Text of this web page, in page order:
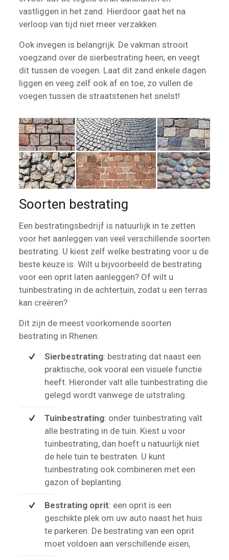
vastliggen in het zand. Hierdoor gaat het na
verloop van tijd niet meer verzakken.
Ook invegen is belangrijk. De vakman strooit
voegzand over de sierbestrating heen, en veegt
dit tussen de voegen. Laat dit zand enkele dagen
liggen en veeg zelf ook af en toe, zo vullen de
voegen tussen de straatstenen het snelst!
Soorten bestrating
Een bestratingsbedrijf is natuurlijk in te zetten
voor het aanleggen van veel verschillende soorten
bestrating. U kiest zelf welke bestrating voor u de
beste keuze is. Wilt u bijvoorbeeld de bestrating
voor een oprit laten aanleggen? Of wilt u
tuinbestrating in de achtertuin, zodat u een terras
kan creëren?
Dit zijn de meest voorkomende soorten
bestrating in Rhenen:
Sierbestrating: bestrating dat naast een
praktische, ook vooral een visuele functie
heeft. Hieronder valt alle tuinbestrating die
gelegd wordt vanwege de uitstraling.
Tuinbestrating: onder tuinbestrating valt
alle bestrating in de tuin. Kiest u voor
tuinbestrating, dan hoeft u natuurlijk niet
de hele tuin te bestraten. U kunt
tuinbestrating ook combineren met een
gazon of beplanting.
Bestrating oprit: een oprit is een
geschikte plek om uw auto naast het huis
te parkeren. De bestrating van een oprit
moet voldoen aan verschillende eisen,